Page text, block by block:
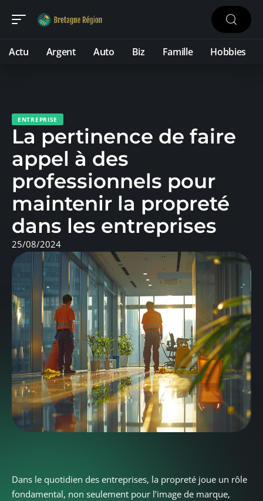
Actu Argent Auto Biz Famille Hobbies
ENTREPRISE
La pertinence de faire
appel à des
professionnels pour
maintenir la propreté
dans les entreprises
25/08/2024
Dans le quotidien des entreprises, la propreté joue un rôle
fondamental, non seulement pour l’image de marque,